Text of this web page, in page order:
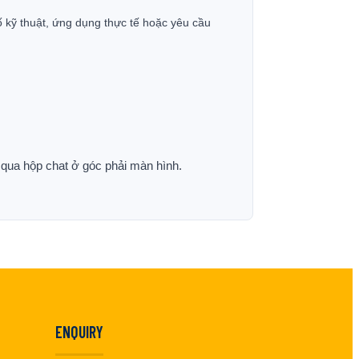
thuật, ứng dụng thực tế hoặc yêu cầu
hộp chat ở góc phải màn hình.
ENQUIRY